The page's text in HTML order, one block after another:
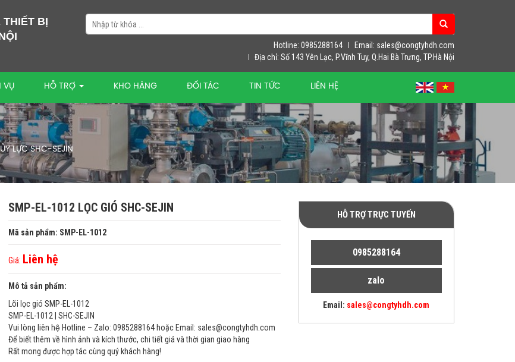
THIẾT BỊ
Hotline: 0985288164
Email: sales@congtyhdh.com
Địa chỉ: Số 143 Yên Lạc, P.Vĩnh Tuy, Q.Hai Bà Trưng, TP.Hà Nội
VỤ HỖ TRỢ KHO HÀNG ĐỐI TÁC TIN TỨC LIÊN HỆ
LỰC SHC-SEJIN
SMP-EL-1012 LỌC GIÓ SHC-SEJIN
Mã sản phẩm: SMP-EL-1012
Giá: Liên hệ
Mô tả sản phẩm:
Lõi lọc gió SMP-EL-1012
SMP-EL-1012 | SHC-SEJIN
Vui lòng liên hệ Hotline – Zalo: 0985288164 hoặc Email: sales@congtyhdh.com
Để biết thêm về hình ảnh và kích thước, chi tiết giá và thời gian giao hàng
Rất mong được hợp tác cùng quý khách hàng!
HỖ TRỢ TRỰC TUYẾN
0985288164
zalo
Email: sales@congtyhdh.com